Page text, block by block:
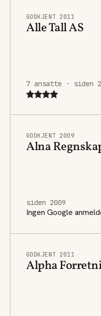
GODKJENT 2011
Alle Tall AS
7 ansatte · siden
GODKJENT 2009
Alna
siden 2009
Ingen Google
GODKJENT 2011
Alpha